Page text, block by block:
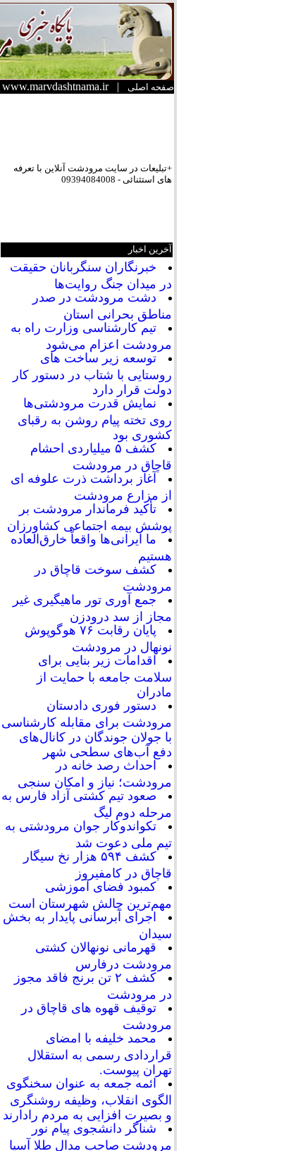
صفحه اصلی |
www.marvdashtnama.ir
+تبلیعات در سایت مرودشت آنلاین با تعرفه
های استثنائی - 09394084008
آخرین اخبار
خبرنگاران سنگربانان حقیقت
در میدان جنگ روایت‌ها
دشت مرودشت در صدر
مناطق بحرانی استان
تیم کارشناسی وزارت راه به
مرودشت اعزام می‌شود
توسعه زیر ساخت های
روستایی با شتاب در دستور کار
دولت قرار دارد
نمایش قدرت مرودشتی‌ها
روی تخته پیام روشن به رقبای
کشوری بود
کشف ۵ میلیاردی احشام
قاچاق در مرودشت
آغاز برداشت ذرت علوفه ای
از مزارع مرودشت
تأکید فرماندار مرودشت بر
پوشش بیمه اجتماعی کشاورزان
ما ایرانی‌ها واقعاً خارق‌العاده
هستیم
کشف سوخت قاچاق در
مرودشت
جمع آوری تور ماهیگیری غیر
مجاز از سد درودزن
پایان رقابت‌ ۷۶ هوگوپوش
نونهال در مرودشت
اقدامات زیر بنایی برای
سلامت جامعه با حمایت از
مادران
دستور فوری دادستان
مرودشت برای مقابله کارشناسی
با جولان جوندگان در کانال‌های
دفع آب‌های سطحی شهر
احداث رصد خانه در
مرودشت؛ نیاز و امکان سنجی
صعود تیم کشتی آزاد فارس به
مرحله دوم لیگ
تکواندوکار جوان مرودشتی به
تیم ملی دعوت شد
کشف ۵۹۴ هزار نخ سیگار
قاچاق در کامفیروز
کمبود فضای آموزشی
مهم‌ترین چالش شهرستان است
اجرای آبرسانی پایدار به بخش
سیدان
قهرمانی نونهالان کشتی
مرودشت درفارس
کشف ۲ تن برنج فاقد مجوز
در مرودشت
توقیف قهوه های قاچاق در
مرودشت
محمد خلیفه با امضای
قراردادی رسمی به استقلال
تهران پیوست.
ائمه جمعه به عنوان سخنگوی
الگوی انقلاب، وظیفه روشنگری
و بصیرت افزایی به مردم رادارند
شناگر دانشجوی پیام نور
مرودشت صاحب مدال طلا آسیا